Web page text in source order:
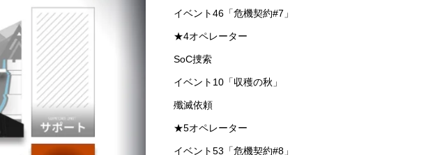
イベント46「危機契約#7」
★4オペレーター
SoC捜索
イベント10「収穫の秋」
殲滅依頼
★5オペレーター
イベント53「危機契約#8」